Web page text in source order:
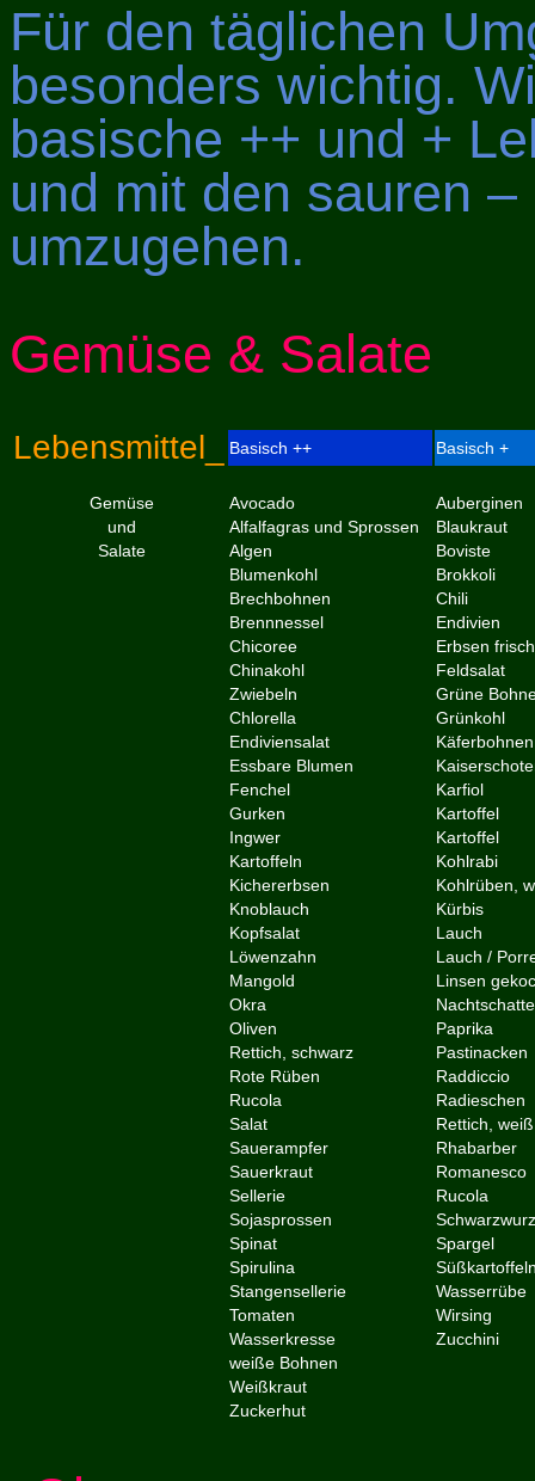
Für den täglichen
besonders wichtig.
basische ++ und +
und mit den sauren
umzugehen.
Gemüse & Salate
Lebensmittel_ Basisch ++ Basisch +
Gemüse Avocado
Auberginen
und
Alfalfagras und Sprossen
Blaukraut
Salate
Algen
Boviste
Blumenkohl
Brokkoli
Brechbohnen
Chili
Brennnessel
Endivien
Chicoree
Erbsen
Chinakohl
Feldsalat
Zwiebeln
Grüne
Chlorella
Grünkohl
Endiviensalat
Essbare Blumen
Fenchel
Karfiol
Gurken
Kartoffel
Ingwer
Kartoffel
Kartoffeln
Kohlrabi
Kichererbsen
Kohlrüben,
Knoblauch
Kürbis
Kopfsalat
Lauch
Löwenzahn
Lauch /
Mangold
Linsen
Okra
Oliven
Paprika
Rettich, schwarz
Pastinacken
Rote Rüben
Raddiccio
Rucola
Radieschen
Salat
Rettich,
Sauerampfer
Rhabarber
Sauerkraut
Romanesco
Sellerie
Rucola
Sojasprossen
Spinat
Spargel
Spirulina
Stangensellerie
Wasserrübe
Tomaten
Wirsing
Wasserkresse
Zucchini
weiße Bohnen
Weißkraut
Zuckerhut